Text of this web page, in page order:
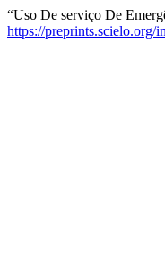
“Uso De serviço De
https://preprints.scielo.org/